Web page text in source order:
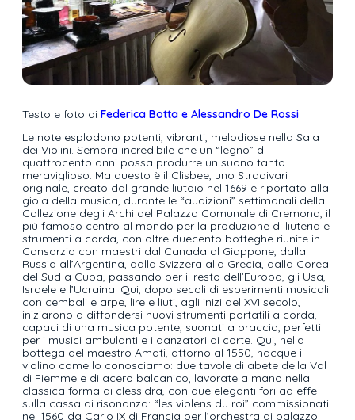
Testo e foto di Federica Botta e Alessandro De Rossi
Le note esplodono potenti, vibranti, melodiose nella Sala
dei Violini. Sembra incredibile che un “legno” di
quattrocento anni possa produrre un suono tanto
meraviglioso. Ma questo è il Clisbee, uno Stradivari
originale, creato dal grande liutaio nel 1669 e riportato alla
gioia della musica, durante le “audizioni” settimanali della
Collezione degli Archi del Palazzo Comunale di Cremona, il
più famoso centro al mondo per la produzione di liuteria e
strumenti a corda, con oltre duecento botteghe riunite in
Consorzio con maestri dal Canada al Giappone, dalla
Russia all’Argentina, dalla Svizzera alla Grecia, dalla Corea
del Sud a Cuba, passando per il resto dell’Europa, gli Usa,
Israele e l’Ucraina. Qui, dopo secoli di esperimenti musicali
con cembali e arpe, lire e liuti, agli inizi del XVI secolo,
iniziarono a diffondersi nuovi strumenti portatili a corda,
capaci di una musica potente, suonati a braccio, perfetti
per i musici ambulanti e i danzatori di corte. Qui, nella
bottega del maestro Amati, attorno al 1550, nacque il
violino come lo conosciamo: due tavole di abete della Val
di Fiemme e di acero balcanico, lavorate a mano nella
classica forma di clessidra, con due eleganti fori ad effe
sulla cassa di risonanza: “les violens du roi” commissionati
nel 1560 da Carlo IX di Francia per l’orchestra di palazzo.